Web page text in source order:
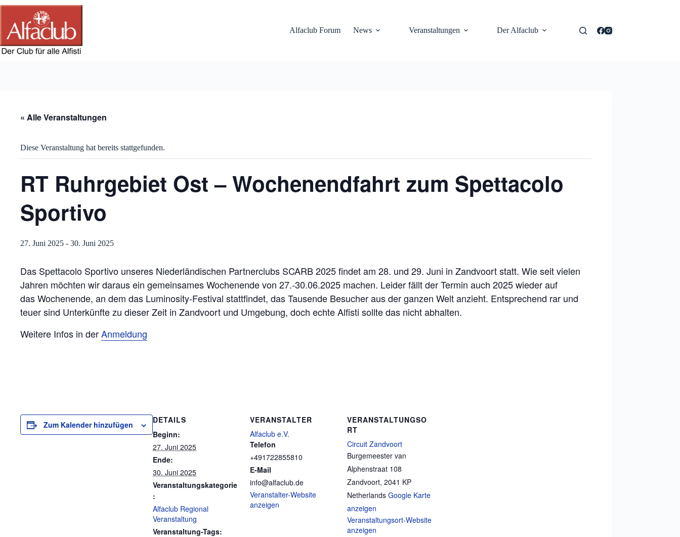
Zum
springen
Alfaclub Forum
News Veranstaltungen Der Alfaclub
« Alle Veranstaltungen
Diese Veranstaltung hat bereits stattgefunden.
RT Ruhrgebiet Ost – Wochenendfahrt zum Spettacolo
Sportivo
27. Juni 2025 - 30. Juni 2025
Das Spettacolo Sportivo unseres Niederländischen Partnerclubs SCARB 2025 findet am 28. und 29. Juni in Zandvoort statt. Wie seit vielen
Jahren möchten wir daraus ein gemeinsames Wochenende von 27.-30.06.2025 machen. Leider fällt der Termin auch 2025 wieder auf
das Wochenende, an dem das Luminosity-Festival stattfindet, das Tausende Besucher aus der ganzen Welt anzieht. Entsprechend rar und
teuer sind Unterkünfte zu dieser Zeit in Zandvoort und Umgebung, doch echte Alfisti sollte das nicht abhalten.
Weitere Infos in derAnmeldung
Zum Kalender hinzufügen
DETAILS
Beginn:
27. Juni 2025
Ende:
30. Juni 2025
Veranstaltungskategorie
:
Alfaclub Regional
Veranstaltung
Veranstaltung-Tags:
VERANSTALTER
Alfaclub e.V.
Telefon
+491722855810
E-Mail
info@alfaclub.de
Veranstalter-Website
anzeigen
VERANSTALTUNGSO
RT
Circuit Zandvoort
Burgemeester van
Alphenstraat 108
Zandvoort, 2041 KP
Netherlands Google Karte
anzeigen
Veranstaltungsort-Website
anzeigen